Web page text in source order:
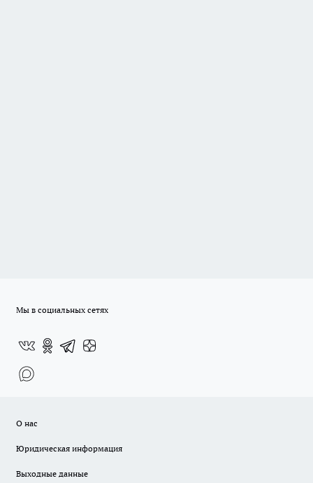
Мы в социальных сетях
О нас
Юридическая информация
Выходные данные